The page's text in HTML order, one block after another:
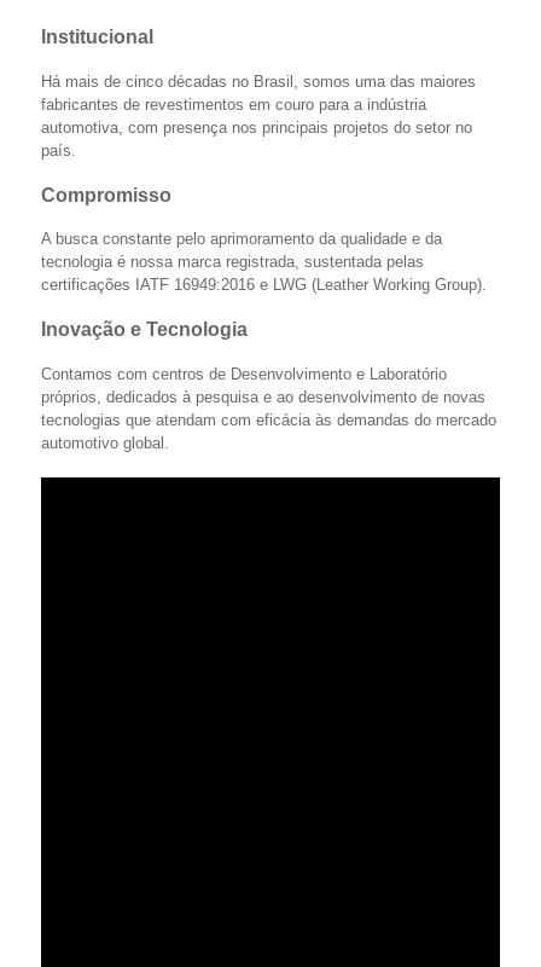
Institucional
Há mais de cinco décadas no Brasil, somos uma das maiores
fabricantes de revestimentos em couro para a indústria
automotiva, com presença nos principais projetos do setor no
país.
Compromisso
A busca constante pelo aprimoramento da qualidade e da
tecnologia é nossa marca registrada, sustentada pelas
certificações IATF 16949:2016 e LWG (Leather Working Group).
Inovação e Tecnologia
Contamos com centros de Desenvolvimento e Laboratório
próprios, dedicados à pesquisa e ao desenvolvimento de novas
tecnologias que atendam com eficácia às demandas do mercado
automotivo global.